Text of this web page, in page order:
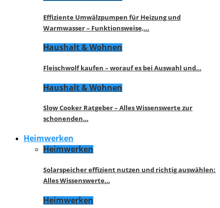
Effiziente Umwälzpumpen für Heizung und
Warmwasser – Funktionsweise,…
Haushalt & Wohnen
Fleischwolf kaufen – worauf es bei Auswahl und…
Haushalt & Wohnen
Slow Cooker Ratgeber – Alles Wissenswerte zur
schonenden…
Heimwerken
Heimwerken
Solarspeicher effizient nutzen und richtig auswählen:
Alles Wissenswerte…
Heimwerken